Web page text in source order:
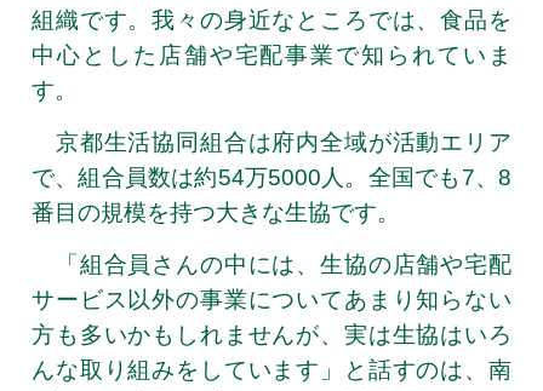
組織です。我々の身近なところでは、食品を
中心とした店舗や宅配事業で知られていま
す。
京都生活協同組合は府内全域が活動エリア
で、組合員数は約54万5000人。全国でも7、8
番目の規模を持つ大きな生協です。
「組合員さんの中には、生協の店舗や宅配
サービス以外の事業についてあまり知らない
方も多いかもしれませんが、実は生協はいろ
んな取り組みをしています」と話すのは、南